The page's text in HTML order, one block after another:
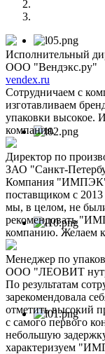
Исполнительный
ООО "Вендэкс.ру"
vendex.ru
Сотрудничаем с
изготавливаем
упаковки высокое.
компания.
Директор по
ЗАО "Санкт-
Компания "ИМПЭК"
поставщиком с 2013
мы, в целом, не
рекомендовать
компанию. Желаем
Менеджер по
ООО "ЛЕОВИТ
По результатам
зарекомендовала
отметить высокий
с самого первого
небольшую
характеризуем